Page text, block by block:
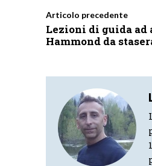
Articolo precedente
Lezioni di guida ad
Hammond da